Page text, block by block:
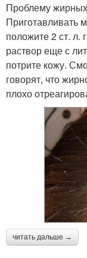
Проблему
Приготавливать
положите 2 ст.
раствор еще с
потрите кожу.
говорят, что
плохо
читать дальше →